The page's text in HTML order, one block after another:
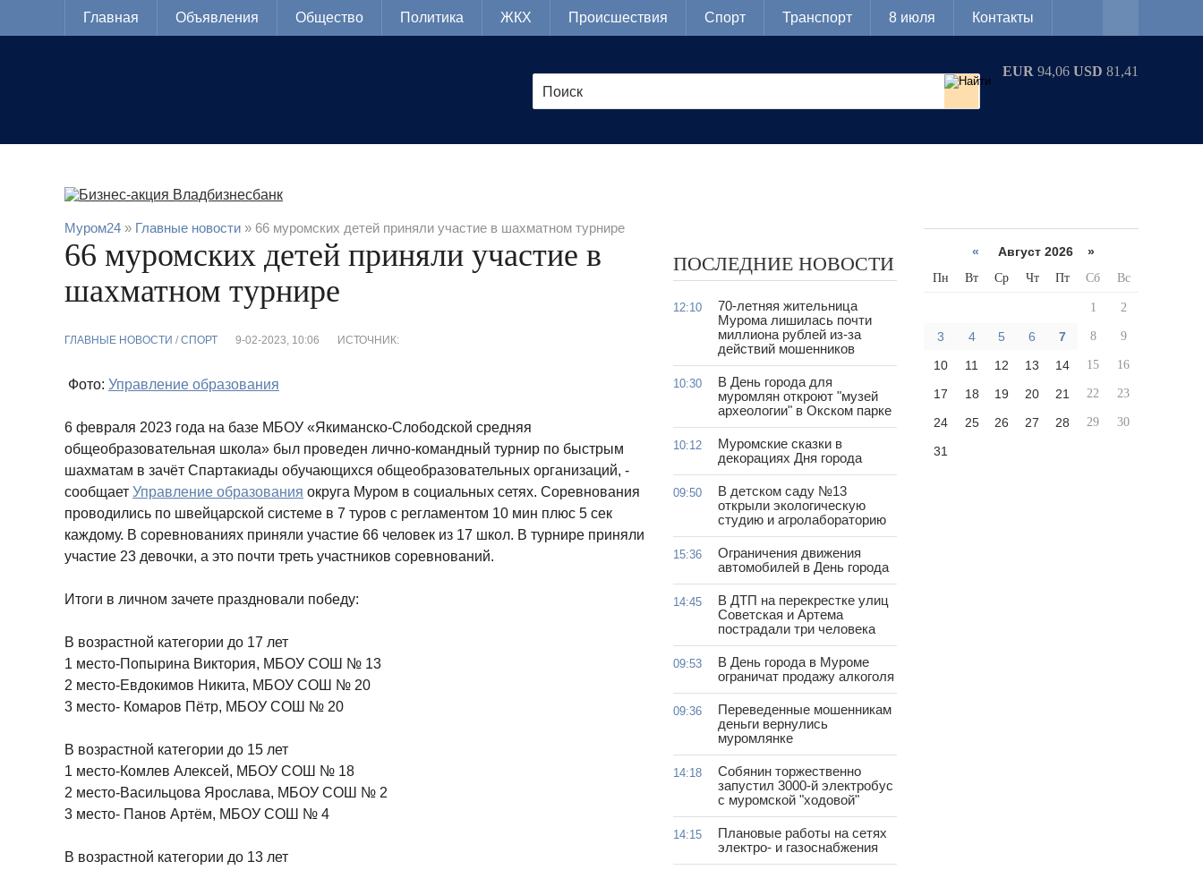
Главная Объявления Общество Политика ЖКХ Происшествия Спорт Транспорт 8 июля Контакты
EUR 94,06 USD 81,41
Муром24 » Главные новости » 66 муромских детей приняли участие в шахматном турнире
66 муромских детей приняли участие в
шахматном турнире
ГЛАВНЫЕ НОВОСТИ / CПОРТ 9-02-2023, 10:06 ИСТОЧНИК:
Фото: Управление образования
6 февраля 2023 года на базе МБОУ «Якиманско-Слободской средняя
общеобразовательная школа» был проведен лично-командный турнир по быстрым
шахматам в зачёт Спартакиады обучающихся общеобразовательных организаций, -
сообщает Управление образования округа Муром в социальных сетях. Соревнования
проводились по швейцарской системе в 7 туров с регламентом 10 мин плюс 5 сек
каждому. В соревнованиях приняли участие 66 человек из 17 школ. В турнире приняли
участие 23 девочки, а это почти треть участников соревнований.
Итоги в личном зачете праздновали победу:
В возрастной категории до 17 лет
1 место-Попырина Виктория, МБОУ СОШ № 13
2 место-Евдокимов Никита, МБОУ СОШ № 20
3 место- Комаров Пётр, МБОУ СОШ № 20
В возрастной категории до 15 лет
1 место-Комлев Алексей, МБОУ СОШ № 18
2 место-Васильцова Ярослава, МБОУ СОШ № 2
3 место- Панов Артём, МБОУ СОШ № 4
В возрастной категории до 13 лет
ПОСЛЕДНИЕ НОВОСТИ
12:10
70-летняя жительница
Мурома лишилась почти
миллиона рублей из-за
действий мошенников
10:30
В День города для
муромлян откроют "музей
археологии" в Окском парке
10:12
Муромские сказки в
декорациях Дня города
09:50
В детском саду №13
открыли экологическую
студию и агролабораторию
15:36
Ограничения движения
автомобилей в День города
14:45
В ДТП на перекрестке улиц
Советская и Артема
пострадали три человека
09:53
В День города в Муроме
ограничат продажу алкоголя
09:36
Переведенные мошенникам
деньги вернулись
муромлянке
14:18
Собянин торжественно
запустил 3000-й электробус
с муромской "ходовой"
14:15
Плановые работы на сетях
электро- и газоснабжения
« Август 2026 »
Пн Вт Ср Чт Пт Сб Вс
1 2
3 4 5 6 7 8 9
10 11 12 13 14 15 16
17 18 19 20 21 22 23
24 25 26 27 28 29 30
31